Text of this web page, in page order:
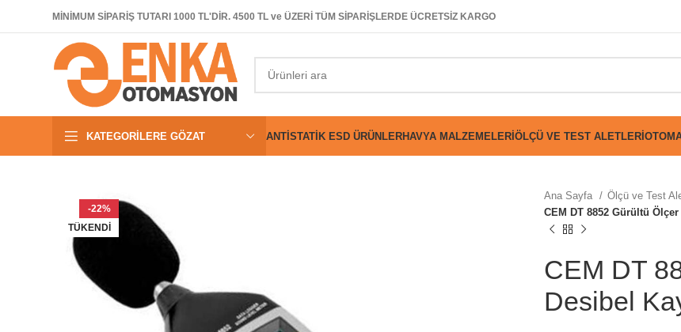
MİNİMUM SİPARİŞ TUTARI 1000 TL'DİR. 4500 TL ve ÜZERİ TÜM SİPARİŞLERDE ÜCRETSİZ KARGO
KATEGORILERE GÖZAT ANTISTATIK ESD ÜRÜNLERHAVYA MALZEMELERIÖLÇÜ VE TEST ALETLERI
-22%
TÜKENDI
Ana Sayfa Ölçü ve Test
CEM DT 8852 Gürültü Ölçer
CEM DT
Desibel